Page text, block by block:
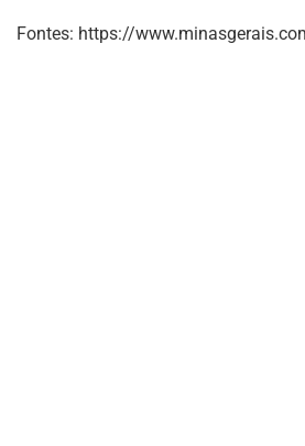
Fontes: https://